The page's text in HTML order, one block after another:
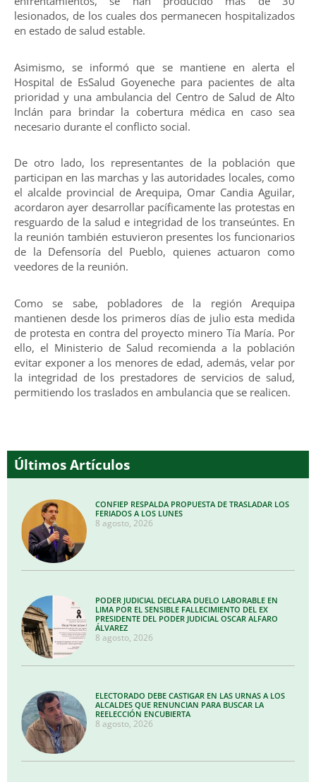
lesionados, de los cuales dos permanecen hospitalizados
en estado de salud estable.
Asimismo, se informó que se mantiene en alerta el
Hospital de EsSalud Goyeneche para pacientes de alta
prioridad y una ambulancia del Centro de Salud de Alto
Inclán para brindar la cobertura médica en caso sea
necesario durante el conflicto social.
De otro lado, los representantes de la población que
participan en las marchas y las autoridades locales, como
el alcalde provincial de Arequipa, Omar Candia Aguilar,
acordaron ayer desarrollar pacíficamente las protestas en
resguardo de la salud e integridad de los transeúntes. En
la reunión también estuvieron presentes los funcionarios
de la Defensoría del Pueblo, quienes actuaron como
veedores de la reunión.
Como se sabe, pobladores de la región Arequipa
mantienen desde los primeros días de julio esta medida
de protesta en contra del proyecto minero Tía María. Por
ello, el Ministerio de Salud recomienda a la población
evitar exponer a los menores de edad, además, velar por
la integridad de los prestadores de servicios de salud,
permitiendo los traslados en ambulancia que se realicen.
Últimos Artículos
CONFIEP RESPALDA PROPUESTA DE TRASLADAR LOS
FERIADOS A LOS LUNES
8 agosto, 2026
PODER JUDICIAL DECLARA DUELO LABORABLE EN
LIMA POR EL SENSIBLE FALLECIMIENTO DEL EX
PRESIDENTE DEL PODER JUDICIAL OSCAR ALFARO
ÁLVAREZ
8 agosto, 2026
ELECTORADO DEBE CASTIGAR EN LAS URNAS A LOS
ALCALDES QUE RENUNCIAN PARA BUSCAR LA
REELECCIÓN ENCUBIERTA
8 agosto, 2026